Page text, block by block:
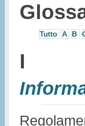
Tutto A B
I